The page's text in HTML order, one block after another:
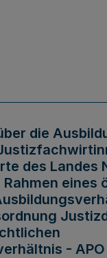
die
des Landes
eines
- APO